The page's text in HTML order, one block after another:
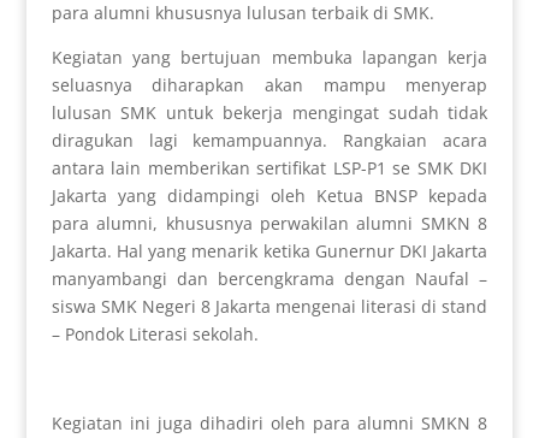
para alumni khususnya lulusan terbaik di SMK.
Kegiatan yang bertujuan membuka lapangan kerja
seluasnya diharapkan akan mampu menyerap
lulusan SMK untuk bekerja mengingat sudah tidak
diragukan lagi kemampuannya. Rangkaian acara
antara lain memberikan sertifikat LSP-P1 se SMK DKI
Jakarta yang didampingi oleh Ketua BNSP kepada
para alumni, khususnya perwakilan alumni SMKN 8
Jakarta. Hal yang menarik ketika Gunernur DKI Jakarta
manyambangi dan bercengkrama dengan Naufal –
siswa SMK Negeri 8 Jakarta mengenai literasi di stand
– Pondok Literasi sekolah.
Kegiatan ini juga dihadiri oleh para alumni SMKN 8